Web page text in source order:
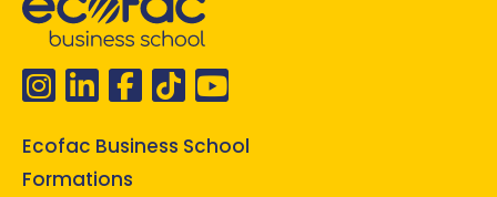
Ecofac Business School
Formations